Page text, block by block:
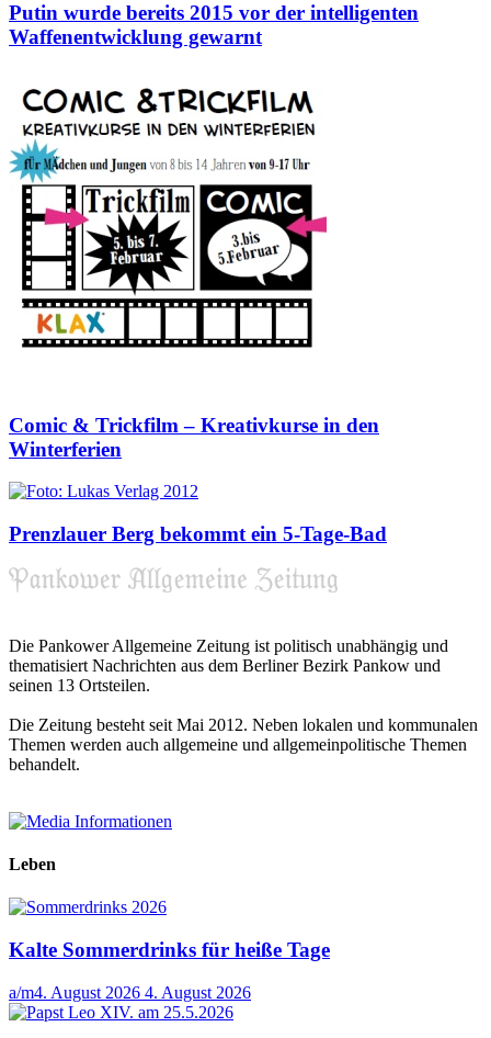
Putin wurde bereits 2015 vor der intelligenten
Waffenentwicklung gewarnt
Comic & Trickfilm – Kreativkurse in den
Winterferien
Prenzlauer Berg bekommt ein 5-Tage-Bad
Die Pankower Allgemeine Zeitung ist politisch unabhängig und
thematisiert Nachrichten aus dem Berliner Bezirk Pankow und
seinen 13 Ortsteilen.
Die Zeitung besteht seit Mai 2012. Neben lokalen und kommunalen
Themen werden auch allgemeine und allgemeinpolitische Themen
behandelt.
Leben
Kalte Sommerdrinks für heiße Tage
a/m4. August 2026 4. August 2026